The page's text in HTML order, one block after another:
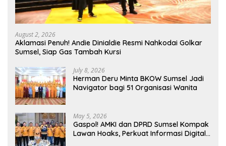
August 2, 2026
Aklamasi Penuh! Andie Dinialdie Resmi Nahkodai Golkar
Sumsel, Siap Gas Tambah Kursi
July 8, 2026
Herman Deru Minta BKOW Sumsel Jadi
Navigator bagi 51 Organisasi Wanita
May 5, 2026
Gaspol! AMKI dan DPRD Sumsel Kompak
Lawan Hoaks, Perkuat Informasi Digital